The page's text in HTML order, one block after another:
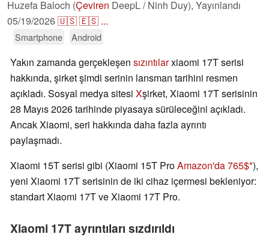
Huzefa Baloch (Çeviren DeepL / Ninh Duy), Yayınlandı
05/19/2026🇺🇸🇪🇸 ...
Smartphone Android
Yakın zamanda gerçekleşen sızıntılarxiaomi 17T serisi
hakkında, şirket şimdi serinin lansman tarihini resmen
açıkladı. Sosyal medya sitesi Xşirket, Xiaomi 17T serisinin
28 Mayıs 2026 tarihinde piyasaya sürüleceğini açıkladı.
Ancak Xiaomi, seri hakkında daha fazla ayrıntı
paylaşmadı.
Xiaomi 15T serisi gibi (Xiaomi 15T ProAmazon'da 765$ ),
yeni Xiaomi 17T serisinin de iki cihaz içermesi bekleniyor:
standart Xiaomi 17T ve Xiaomi 17T Pro.
Xiaomi 17T ayrıntıları sızdırıldı